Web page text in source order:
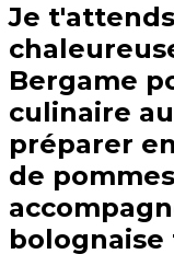
Je
Bergame
culinaire
préparer
de